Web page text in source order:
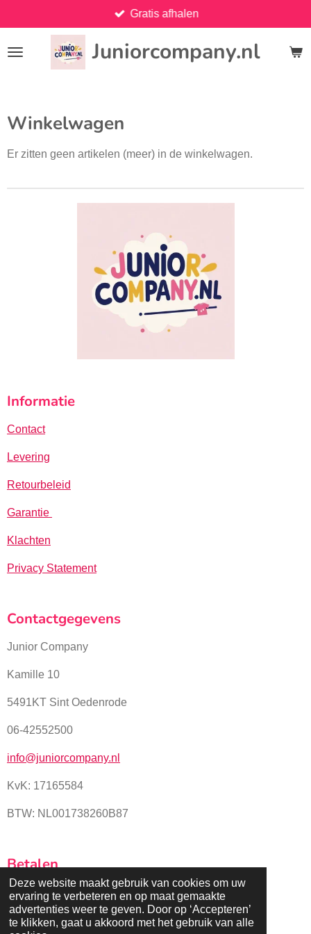
Deze website maakt gebruik van cookies om uw
ervaring te verbeteren en op maat gemaakte
advertenties weer te geven. Door op ‘Accepteren’
te klikken, gaat u akkoord met het gebruik van alle
direct
naar
Juniorcompany.nl
Gratis afhalen
Winkelwagen
Er zitten geen artikelen (meer) in de winkelwagen.
Informatie
Contact
Levering
Retourbeleid
Garantie
Klachten
Privacy Statement
Contactgegevens
Junior Company
Kamille 10
5491KT Sint Oedenrode
06-42552500
info@juniorcompany.nl
KvK: 17165584
BTW: NL001738260B87
Betalen